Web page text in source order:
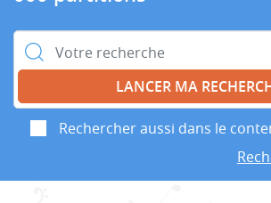
Rechercher :
Rechercher aussi dans le